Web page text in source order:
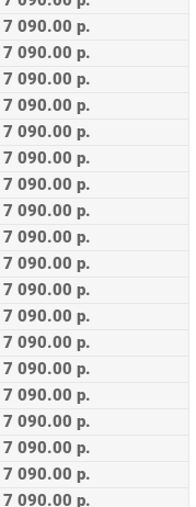
7 090.00 р.
7 090.00 р.
7 090.00 р.
7 090.00 р.
7 090.00 р.
7 090.00 р.
7 090.00 р.
7 090.00 р.
7 090.00 р.
7 090.00 р.
7 090.00 р.
7 090.00 р.
7 090.00 р.
7 090.00 р.
7 090.00 р.
7 090.00 р.
7 090.00 р.